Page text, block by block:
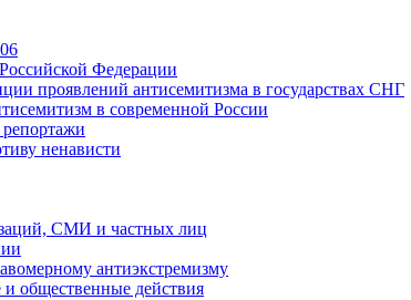
Федерации
проявлений антисемитизма в государствах СНГ
в современной России
ненависти
СМИ и частных лиц
антиэкстремизму
общественные действия